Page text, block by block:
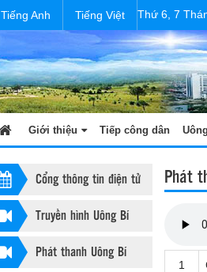
Tiếng Anh Tiếng Việt Thứ 6, 7
Giới thiệu Tiếp công dân
Cổng thông tin điện tử
Truyền hình Uông Bí
Phát thanh Uông Bí
Phát
1